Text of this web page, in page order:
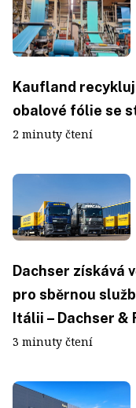
Kaufland
obalové fólie se
2 minuty čtení
Dachser získává
pro sběrnou
Itálii – Dachser &
3 minuty čtení